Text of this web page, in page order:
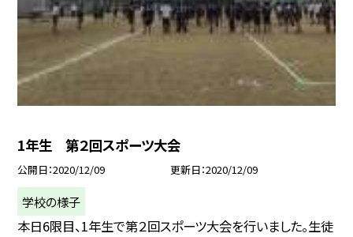
1年生 第２回スポーツ大会
公開日 2020/12/09 更新日 2020/12/09
学校の様子
本日6限目、1年生で第２回スポーツ大会を行いました。生徒